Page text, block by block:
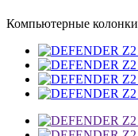
Компьютерные колонки